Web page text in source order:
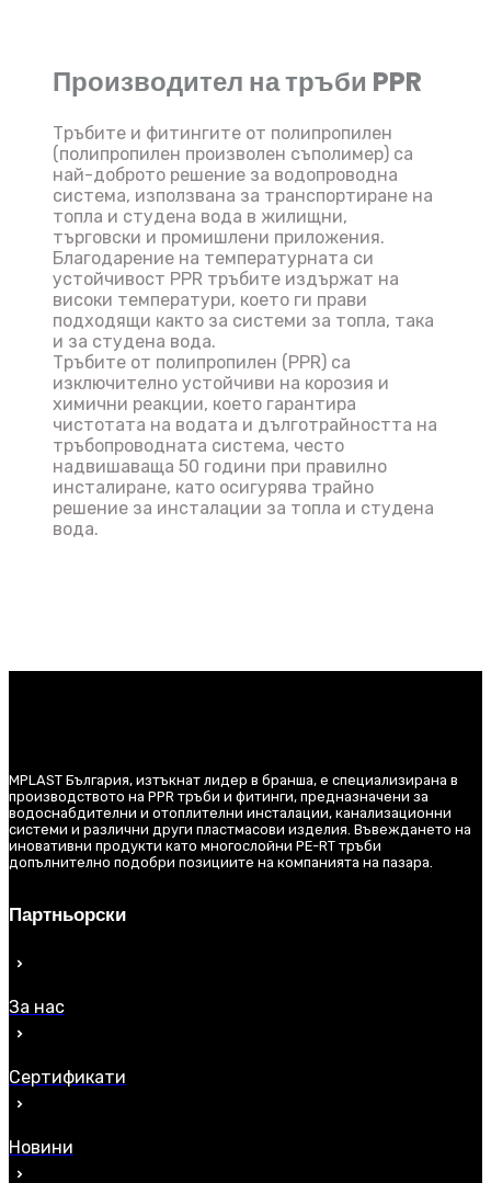
Производител на тръби PPR
Тръбите и фитингите от полипропилен
(полипропилен произволен съполимер) са
най-доброто решение за водопроводна
система, използвана за транспортиране на
топла и студена вода в жилищни,
търговски и промишлени приложения.
Благодарение на температурната си
устойчивост PPR тръбите издържат на
високи температури, което ги прави
подходящи както за системи за топла, така
и за студена вода.
Тръбите от полипропилен (PPR) са
изключително устойчиви на корозия и
химични реакции, което гарантира
чистотата на водата и дълготрайността на
тръбопроводната система, често
надвишаваща 50 години при правилно
инсталиране, като осигурява трайно
решение за инсталации за топла и студена
вода.
MPLAST България, изтъкнат лидер в бранша, е специализирана в
производството на PPR тръби и фитинги, предназначени за
водоснабдителни и отоплителни инсталации, канализационни
системи и различни други пластмасови изделия. Въвеждането на
иновативни продукти като многослойни PE-RT тръби
допълнително подобри позициите на компанията на пазара.
Партньорски
За нас
Сертификати
Новини